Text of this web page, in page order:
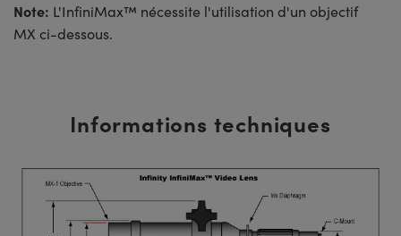
Note: L'InfiniMax™ nécessite l'utilisation d'un objectif
MX ci-dessous.
Informations techniques